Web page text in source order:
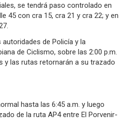
se tendrá paso controlado en
45 con cra 15, cra 21 y cra 22; y en
de Policía y la
de Ciclismo, sobre las 2:00 p.m.
y las rutas retornarán a su trazado
hasta las 6:45 a.m. y luego
de la ruta AP4 entre El Porvenir-